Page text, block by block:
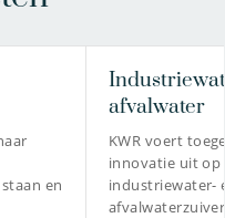
dr.ing. Kees Roest
Senior onderzoeker
coördinator
TKI Watertechnologie
en
afvalwater
KWR voert
innovatie uit op
industriewater-